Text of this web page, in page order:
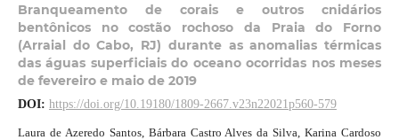
Branqueamento de corais e outros cnidários
bentônicos no costão rochoso da Praia do Forno
(Arraial do Cabo, RJ) durante as anomalias térmicas
das águas superficiais do oceano ocorridas nos meses
de fevereiro e maio de 2019
DOI: https://doi.org/10.19180/1809-2667.v23n22021p560-579
Laura de Azeredo Santos, Bárbara Castro Alves da Silva, Karina Cardoso